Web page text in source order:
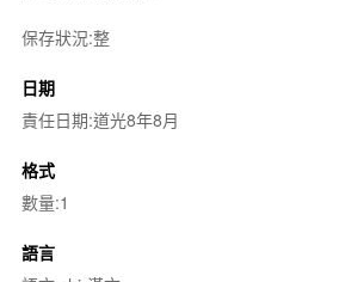
保存狀況:整
日期
責任日期:道光8年8月
格式
數量:1
語言